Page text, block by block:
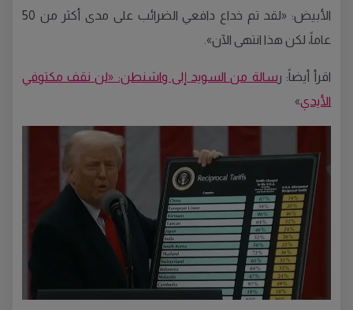
الأبيض: «لقد تم خداع دافعي الضرائب على مدى أكثر من 50
عاماً، لكن هذا انتهى الآن».
اقرأ أيضاً: رسالة من السويد إلى واشنطن: «لن نقف مكتوفي
الأيدي»